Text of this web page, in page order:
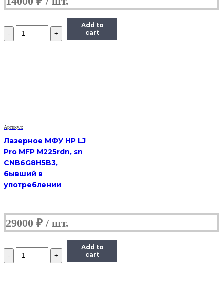
Количество
МФУ
Add to
cart
Артикул:
Лазерное МФУ HP LJ
Pro MFP M225rdn, sn
CNB6G8H5B3,
бывший в
употреблении
29000 ₽
Количество
МФУ
Add to
cart